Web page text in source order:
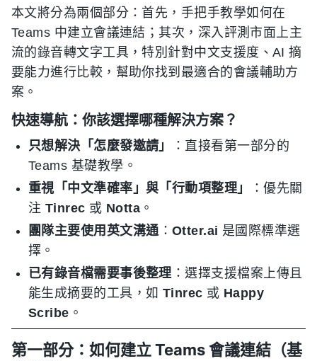
本文將分為兩個部分：首先，手把手教學如何在
Teams 中建立會議連結；其次，深入評測市面上主
流的錄音轉文字工具，特別針對中文支援度、AI 摘
要能力進行比較，幫助你找到最適合的會議輔助方
案。
快速導航：你該選擇哪種解決方案？
只想解決「怎麼發邀請」
：直接看第一部分的
Teams 基礎教學。
重視「中文準確率」與「行動項整理」
：優先關
注 Tinrec 或 Notta 。
團隊主要使用英文溝通： Otter.ai 是國際標準選
擇。
已有錄音檔需要事後整理：選擇支援檔案上傳且
能生成摘要的工具，如 Tinrec 或 Happy
Scribe 。
第一部分：如何建立 Teams 會議連結（基